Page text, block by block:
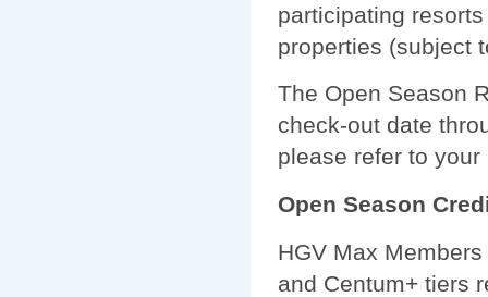
participating
properties (subject
The Open Season
check-out date
please refer to
Open Season
HGV Max
and Centum+ tiers